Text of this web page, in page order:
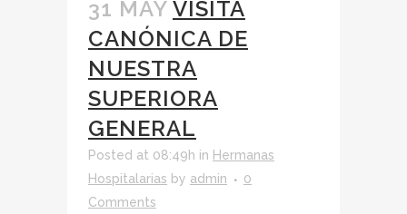
31 MAY VISITA
CANÓNICA DE
NUESTRA
SUPERIORA
GENERAL
Posted at 08:49h in Hermanas
Hospitalarias by admin
0
Comments